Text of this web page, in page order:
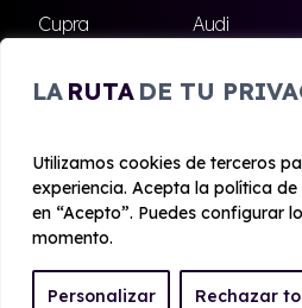
LA RUTA DE TU
Utilizamos cookies de terceros
experiencia. Acepta la política
en “Acepto”. Puedes configurar
momento.
Personalizar Rechazar
Cupra
Audi
Skoda
Ford
© 2020 - 2026
Aviso legal y Privacidad